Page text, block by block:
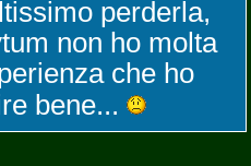
perderla,
non ho molta
che ho
bene...